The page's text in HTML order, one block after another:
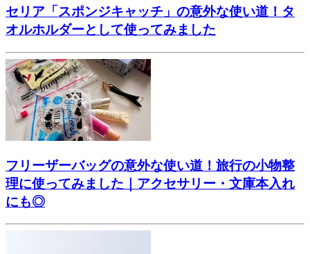
セリア「スポンジキャッチ」の意外な使い道！タ
オルホルダーとして使ってみました
フリーザーバッグの意外な使い道！旅行の小物整
理に使ってみました｜アクセサリー・文庫本入れ
にも◎